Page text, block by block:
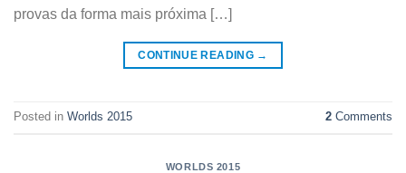
provas da forma mais próxima […]
CONTINUE READING →
Posted in Worlds 2015 2 Comments
WORLDS 2015